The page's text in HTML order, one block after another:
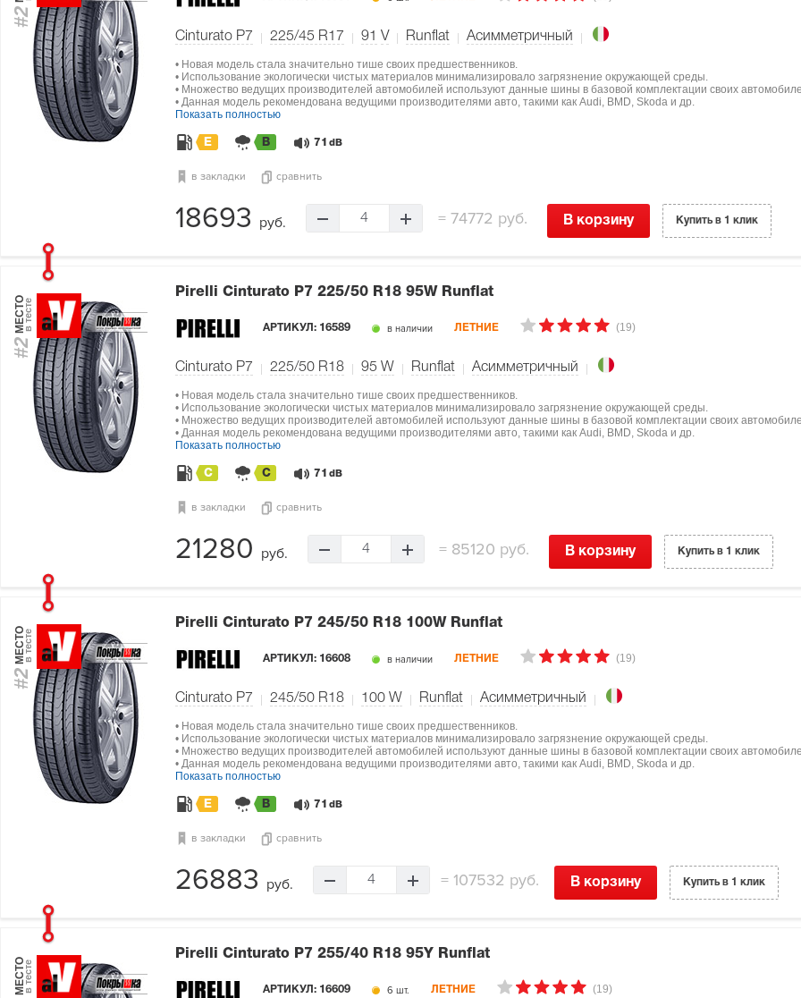
#2
Cinturato P7 225/45 R17 91 V Runflat Асимметричный
• Новая модель стала значительно тише своих предшественников.
• Использование экологически чистых материалов минимализировало загрязнение окружающей среды.
• Множество ведущих производителей автомобилей используют данные шины в базовой комплектации своих
• Данная модель рекомендована ведущими производителями авто, такими как Audi, BMD, Skoda и др.
Показать полностью
E B 71 dB
в закладки сравнить
18693 руб. 4 =74772 руб. В корзину Купить в 1 клик
#2
МЕСТОв тесте
Pirelli Cinturato P7 225/50 R18 95W Runflat
АРТИКУЛ: 16589 в наличии ЛЕТНИЕ (19)
Cinturato P7 225/50 R18 95 W Runflat Асимметричный
• Новая модель стала значительно тише своих предшественников.
• Использование экологически чистых материалов минимализировало загрязнение окружающей среды.
• Множество ведущих производителей автомобилей используют данные шины в базовой комплектации своих
• Данная модель рекомендована ведущими производителями авто, такими как Audi, BMD, Skoda и др.
Показать полностью
C C 71 dB
в закладки сравнить
21280 руб. 4 = 85120 руб. В корзину Купить в 1 клик
#2
МЕСТОв тесте
Pirelli Cinturato P7 245/50 R18 100W Runflat
АРТИКУЛ: 16608 в наличии ЛЕТНИЕ (19)
Cinturato P7 245/50 R18 100 W Runflat Асимметричный
• Новая модель стала значительно тише своих предшественников.
• Использование экологически чистых материалов минимализировало загрязнение окружающей среды.
• Множество ведущих производителей автомобилей используют данные шины в базовой комплектации своих
• Данная модель рекомендована ведущими производителями авто, такими как Audi, BMD, Skoda и др.
Показать полностью
E B 71 dB
в закладки сравнить
26883 руб. 4 =107532 руб. В корзину Купить в 1 клик
МЕСТОв тесте
Pirelli Cinturato P7 255/40 R18 95Y Runflat
АРТИКУЛ: 16609 6 шт. ЛЕТНИЕ (19)